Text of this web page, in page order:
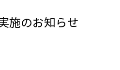
施のお知らせ